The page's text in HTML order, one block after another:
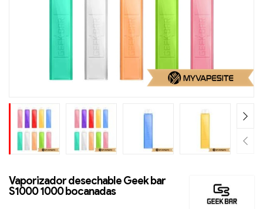
Vaporizador desechable Geek bar
S1000 1000 bocanadas